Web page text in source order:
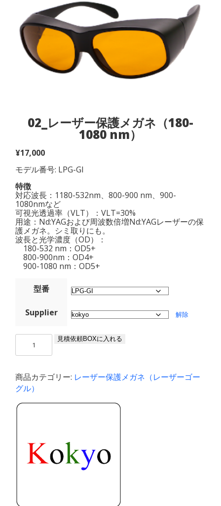
02_レーザー保護メガネ（180-
1080 nm）
¥17,000
モデル番号: LPG-GI
特徴
対応波長：1180-532nm、800-900 nm、900-
1080nmなど
可視光透過率（VLT）：VLT=30%
用途：Nd:YAGおよび周波数倍増Nd:YAGレーザーの保
護メガネ。シミ取りにも。
波長と光学濃度（OD）：
180-532 nm：OD5+
800-900nm：OD4+
900-1080 nm：OD5+
型番
Supplier 解除
ザ
ー
保
護
（180-
1080
見積依頼BOXに入れる
商品カテゴリー: レーザー保護メガネ（レーザーゴー
グル）